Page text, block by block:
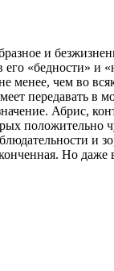
и
«бедности» и
менее, чем во
передавать
Абрис,
положительно
и
Но даже